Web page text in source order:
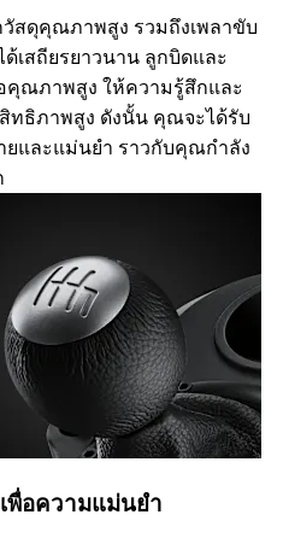
วัสดุคุณภาพสูง รวมถึงเพลาขับ
ด้เสถียรยาวนาน ลูกบิดและ
คุณภาพสูง ให้ความรู้สึกและ
ทธิภาพสูง ดังนั้น คุณจะได้รับ
และแม่นยำ ราวกับคุณกำลัง
พื่อความแม่นยำ